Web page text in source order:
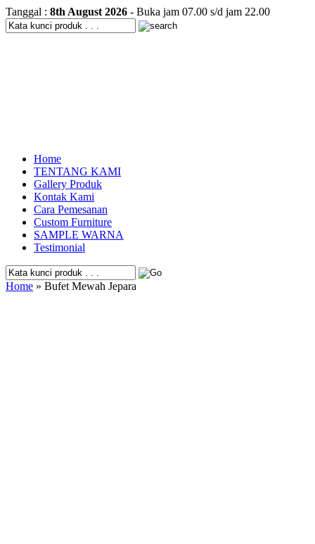
Tanggal : 8th August 2026 - Buka jam 07.00 s/d jam 22.00
Home
TENTANG KAMI
Gallery Produk
Kontak Kami
Cara Pemesanan
Custom Furniture
SAMPLE WARNA
Testimonial
Home » Bufet Mewah Jepara